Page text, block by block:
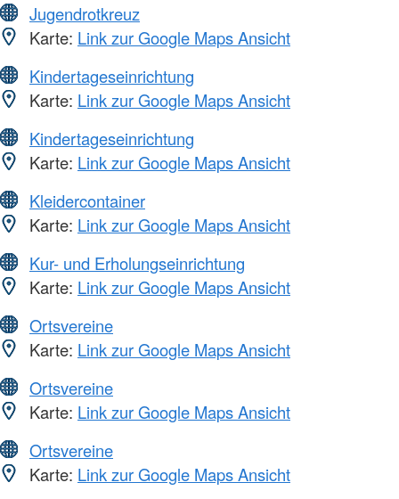
Jugendrotkreuz
Karte: Link zur Google Maps Ansicht
Kindertageseinrichtung
Karte: Link zur Google Maps Ansicht
Kindertageseinrichtung
Karte: Link zur Google Maps Ansicht
Kleidercontainer
Karte: Link zur Google Maps Ansicht
Kur- und Erholungseinrichtung
Karte: Link zur Google Maps Ansicht
Ortsvereine
Karte: Link zur Google Maps Ansicht
Ortsvereine
Karte: Link zur Google Maps Ansicht
Ortsvereine
Karte: Link zur Google Maps Ansicht